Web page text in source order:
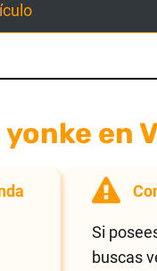
en
Si
buscas